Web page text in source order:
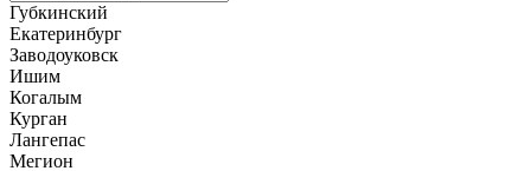
Губкинский
Екатеринбург
Заводоуковск
Ишим
Когалым
Курган
Лангепас
Мегион